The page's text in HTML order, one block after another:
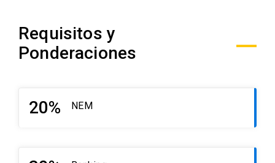
Requisitos y
Ponderaciones
20% NEM